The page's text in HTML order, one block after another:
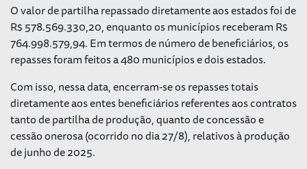
O valor de partilha repassado diretamente aos estados foi de
R$ 578.569.330,20, enquanto os municípios receberam R$
764.998.579,94. Em termos de número de beneficiários, os
repasses foram feitos a 480 municípios e dois estados.
Com isso, nessa data, encerram-se os repasses totais
diretamente aos entes beneficiários referentes aos contratos
tanto de partilha de produção, quanto de concessão e
cessão onerosa (ocorrido no dia 27/8), relativos à produção
de junho de 2025.